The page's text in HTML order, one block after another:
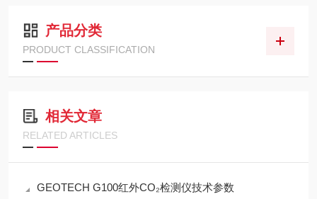
产品分类
PRODUCT CLASSIFICATION
相关文章
RELATED ARTICLES
GEOTECH G100红外CO₂检测仪技术参数